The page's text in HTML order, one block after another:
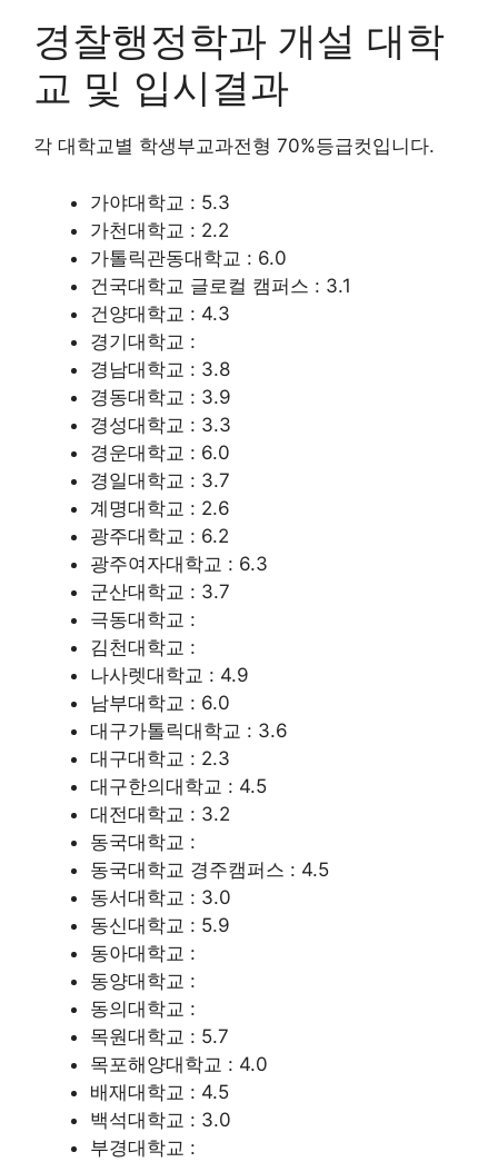
경찰행정학과 개설 대학
교 및 입시결과
각 대학교별 학생부교과전형 70%등급컷입니다.
가야대학교 : 5.3
가천대학교 : 2.2
가톨릭관동대학교 : 6.0
건국대학교 글로컬 캠퍼스 : 3.1
건양대학교 : 4.3
경기대학교 :
경남대학교 : 3.8
경동대학교 : 3.9
경성대학교 : 3.3
경운대학교 : 6.0
경일대학교 : 3.7
계명대학교 : 2.6
광주대학교 : 6.2
광주여자대학교 : 6.3
군산대학교 : 3.7
극동대학교 :
김천대학교 :
나사렛대학교 : 4.9
남부대학교 : 6.0
대구가톨릭대학교 : 3.6
대구대학교 : 2.3
대구한의대학교 : 4.5
대전대학교 : 3.2
동국대학교 :
동국대학교 경주캠퍼스 : 4.5
동서대학교 : 3.0
동신대학교 : 5.9
동아대학교 :
동양대학교 :
동의대학교 :
목원대학교 : 5.7
목포해양대학교 : 4.0
배재대학교 : 4.5
백석대학교 : 3.0
부경대학교 :